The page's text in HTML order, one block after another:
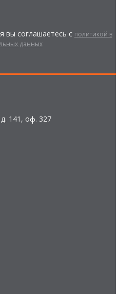
вы соглашаетесь с политикой в
данных
141, оф. 327